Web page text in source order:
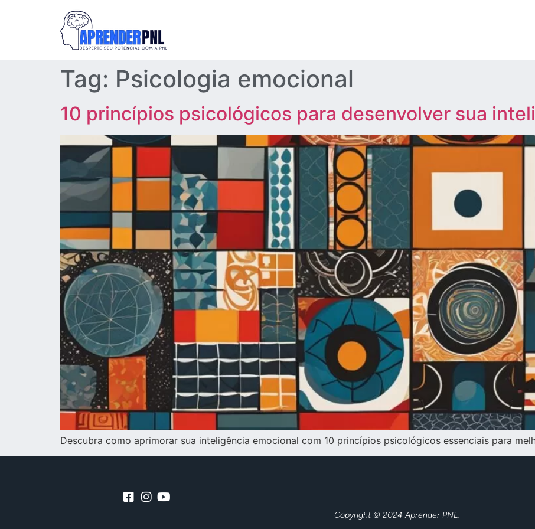
Tag: Psicologia emocional
10 princípios psicológicos para desenvolver sua
Descubra como aprimorar sua inteligência emocional com 10 princípios psicológicos essenciais para
Copyright © 2024 Aprender PNL.